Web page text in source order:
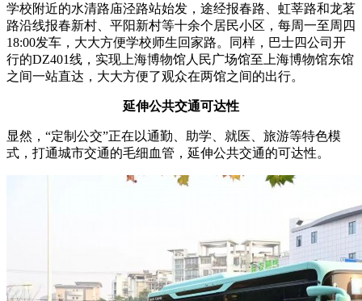
学校附近的水清路庙泾路站始发，途经报春路、虹莘路和龙茗
路沿线报春新村、平阳新村等十余个居民小区，每周一至周四
18:00发车，大大方便学校师生回家路。同样，巴士四公司开
行的DZ401线，实现上海博物馆人民广场馆至上海博物馆东馆
之间一站直达，大大方便了观众在两馆之间的出行。
延伸公共交通可达性
显然，“定制公交”正在以通勤、助学、就医、旅游等特色模
式，打通城市交通的毛细血管，延伸公共交通的可达性。